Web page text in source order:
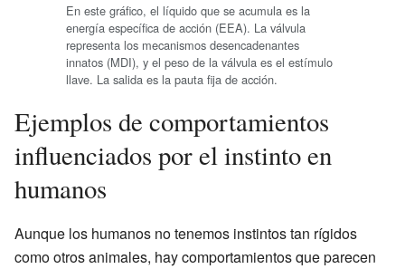
En este gráfico, el líquido que se acumula es la
energía específica de acción (EEA). La válvula
representa los mecanismos desencadenantes
innatos (MDI), y el peso de la válvula es el estímulo
llave. La salida es la pauta fija de acción.
Ejemplos de comportamientos
influenciados por el instinto en
humanos
Aunque los humanos no tenemos instintos tan rígidos
como otros animales, hay comportamientos que parecen